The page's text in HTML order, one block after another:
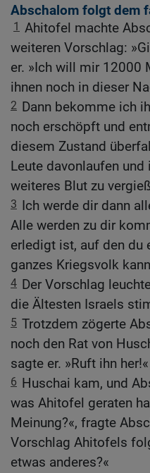
Abschalom folgt dem
1 Ahitofel machte
weiteren Vorschlag:
er. »Ich will mir 12000
ihnen noch in dieser
2 Dann bekomme ich
noch erschöpft und
diesem Zustand
Leute davonlaufen
weiteres Blut zu
3 Ich werde dir dann
Alle werden zu dir
erledigt ist, auf den du
ganzes Kriegsvolk
4 Der Vorschlag
die Ältesten Israels
5 Trotzdem zögerte
noch den Rat von
sagte er. »Ruft ihn her!«
6 Huschai kam, und
was Ahitofel geraten
Meinung?«, fragte
Vorschlag Ahitofels
etwas anderes?«